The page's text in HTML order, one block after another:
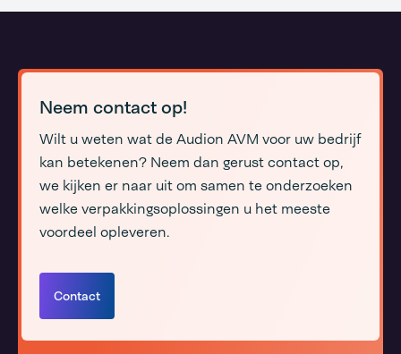
Neem contact op!
Wilt u weten wat de Audion AVM voor uw bedrijf
kan betekenen? Neem dan gerust contact op,
we kijken er naar uit om samen te onderzoeken
welke verpakkingsoplossingen u het meeste
voordeel opleveren.
Contact